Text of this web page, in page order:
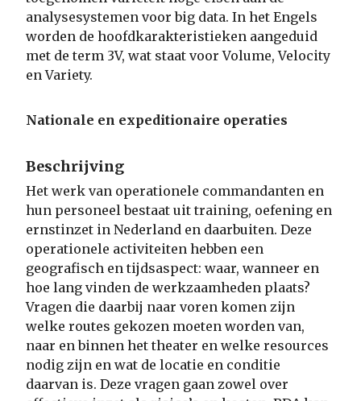
analysesystemen voor big data. In het Engels
worden de hoofdkarakteristieken aangeduid
met de term 3V, wat staat voor Volume, Velocity
en Variety.
Nationale en expeditionaire operaties
Beschrijving
Het werk van operationele commandanten en
hun personeel bestaat uit training, oefening en
ernstinzet in Nederland en daarbuiten. Deze
operationele activiteiten hebben een
geografisch en tijdsaspect: waar, wanneer en
hoe lang vinden de werkzaamheden plaats?
Vragen die daarbij naar voren komen zijn
welke routes gekozen moeten worden van,
naar en binnen het theater en welke resources
nodig zijn en wat de locatie en conditie
daarvan is. Deze vragen gaan zowel over